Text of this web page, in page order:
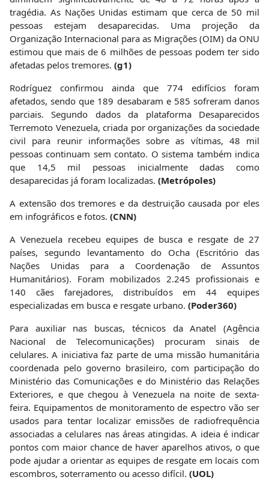
tragédia. As Nações Unidas estimam que cerca de 50 mil
pessoas estejam desaparecidas. Uma projeção da
Organização Internacional para as Migrações (OIM) da ONU
estimou que mais de 6 milhões de pessoas podem ter sido
afetadas pelos tremores. (g1)
Rodríguez confirmou ainda que 774 edifícios foram
afetados, sendo que 189 desabaram e 585 sofreram danos
parciais. Segundo dados da plataforma Desaparecidos
Terremoto Venezuela, criada por organizações da sociedade
civil para reunir informações sobre as vítimas, 48 mil
pessoas continuam sem contato. O sistema também indica
que 14,5 mil pessoas inicialmente dadas como
desaparecidas já foram localizadas. (Metrópoles)
A extensão dos tremores e da destruição causada por eles
em infográficos e fotos. (CNN)
A Venezuela recebeu equipes de busca e resgate de 27
países, segundo levantamento do Ocha (Escritório das
Nações Unidas para a Coordenação de Assuntos
Humanitários). Foram mobilizados 2.245 profissionais e
140 cães farejadores, distribuídos em 44 equipes
especializadas em busca e resgate urbano. (Poder360)
Para auxiliar nas buscas, técnicos da Anatel (Agência
Nacional de Telecomunicações) procuram sinais de
celulares. A iniciativa faz parte de uma missão humanitária
coordenada pelo governo brasileiro, com participação do
Ministério das Comunicações e do Ministério das Relações
Exteriores, e que chegou à Venezuela na noite de sexta-
feira. Equipamentos de monitoramento de espectro vão ser
usados para tentar localizar emissões de radiofrequência
associadas a celulares nas áreas atingidas. A ideia é indicar
pontos com maior chance de haver aparelhos ativos, o que
pode ajudar a orientar as equipes de resgate em locais com
escombros, soterramento ou acesso difícil. (UOL)